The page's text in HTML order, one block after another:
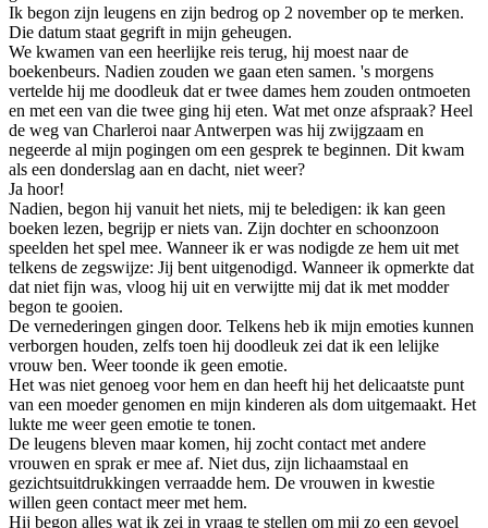
Ik begon zijn leugens en zijn bedrog op 2 november op te merken.
Die datum staat gegrift in mijn geheugen.
We kwamen van een heerlijke reis terug, hij moest naar de
boekenbeurs. Nadien zouden we gaan eten samen. 's morgens
vertelde hij me doodleuk dat er twee dames hem zouden ontmoeten
en met een van die twee ging hij eten. Wat met onze afspraak? Heel
de weg van Charleroi naar Antwerpen was hij zwijgzaam en
negeerde al mijn pogingen om een gesprek te beginnen. Dit kwam
als een donderslag aan en dacht, niet weer?
Ja hoor!
Nadien, begon hij vanuit het niets, mij te beledigen: ik kan geen
boeken lezen, begrijp er niets van. Zijn dochter en schoonzoon
speelden het spel mee. Wanneer ik er was nodigde ze hem uit met
telkens de zegswijze: Jij bent uitgenodigd. Wanneer ik opmerkte dat
dat niet fijn was, vloog hij uit en verwijtte mij dat ik met modder
begon te gooien.
De vernederingen gingen door. Telkens heb ik mijn emoties kunnen
verborgen houden, zelfs toen hij doodleuk zei dat ik een lelijke
vrouw ben. Weer toonde ik geen emotie.
Het was niet genoeg voor hem en dan heeft hij het delicaatste punt
van een moeder genomen en mijn kinderen als dom uitgemaakt. Het
lukte me weer geen emotie te tonen.
De leugens bleven maar komen, hij zocht contact met andere
vrouwen en sprak er mee af. Niet dus, zijn lichaamstaal en
gezichtsuitdrukkingen verraadde hem. De vrouwen in kwestie
willen geen contact meer met hem.
Hij begon alles wat ik zei in vraag te stellen om mij zo een gevoel